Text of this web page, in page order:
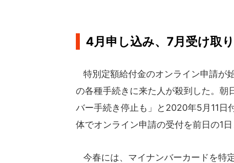
4月申し込み、7月受け取
特別定額給付金のオンライン申請が
の各種手続きに来た人が殺到した。
バー手続き停止も」と2020年5月11
体でオンライン申請の受付を前日の1日
今春には、マイナンバーカードを特